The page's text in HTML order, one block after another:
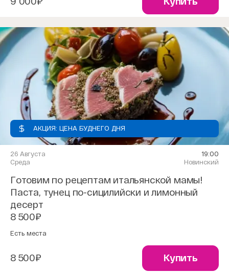
АКЦИЯ: ЦЕНА БУДНЕГО ДНЯ
26 Августа
Среда
19:00
Новинский
Готовим по рецептам итальянской мамы!
Паста, тунец по-сицилийски и лимонный
десерт
8 500₽
Есть места
8 500₽ Купить